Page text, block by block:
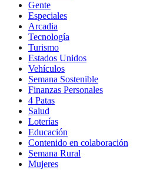
Gente
Especiales
Arcadia
Tecnología
Turismo
Estados Unidos
Vehículos
Semana Sostenible
Finanzas Personales
4 Patas
Salud
Loterías
Educación
Contenido en colaboración
Semana Rural
Mujeres